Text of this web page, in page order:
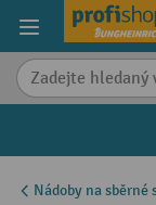
content
Nádoby na sběrné